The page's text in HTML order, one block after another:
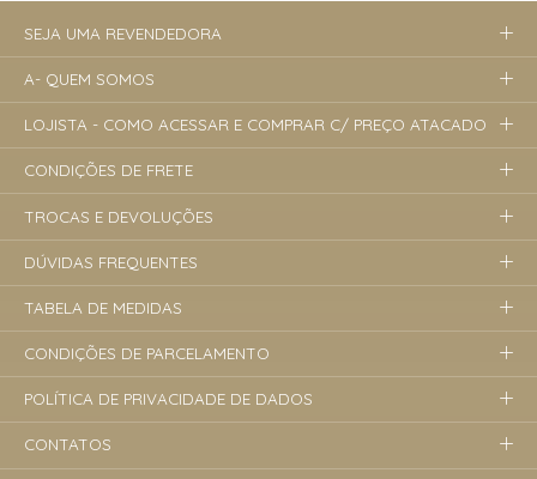
SEJA UMA REVENDEDORA
A- QUEM SOMOS
LOJISTA - COMO ACESSAR E COMPRAR C/ PREÇO ATACADO
CONDIÇÕES DE FRETE
TROCAS E DEVOLUÇÕES
DÚVIDAS FREQUENTES
TABELA DE MEDIDAS
CONDIÇÕES DE PARCELAMENTO
POLÍTICA DE PRIVACIDADE DE DADOS
CONTATOS